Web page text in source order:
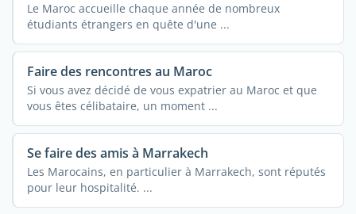
Le Maroc accueille chaque année de nombreux
étudiants étrangers en quête d'une ...
Faire des rencontres au Maroc
Si vous avez décidé de vous expatrier au Maroc et que
vous êtes célibataire, un moment ...
Se faire des amis à Marrakech
Les Marocains, en particulier à Marrakech, sont réputés
pour leur hospitalité. ...